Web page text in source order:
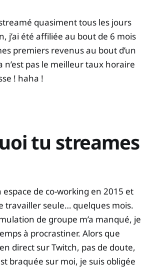
streamé quasiment tous les jours
j’ai été affiliée au bout de 6 mois
premiers revenus au bout d’un
n’est pas le meilleur taux horaire
! haha !
tu streames
espace de co-working en 2015 et
travailler seule… quelques mois.
de groupe m’a manqué, je
à procrastiner. Alors que
direct sur Twitch, pas de doute,
braquée sur moi, je suis obligée